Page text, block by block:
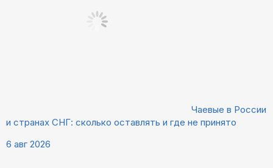
Чаевые в России
и странах СНГ: сколько оставлять и где не принято
6 авг 2026